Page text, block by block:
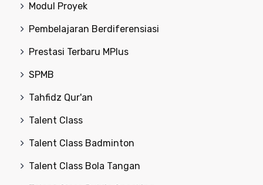
Modul Proyek
Pembelajaran Berdiferensiasi
Prestasi Terbaru MPlus
SPMB
Tahfidz Qur'an
Talent Class
Talent Class Badminton
Talent Class Bola Tangan